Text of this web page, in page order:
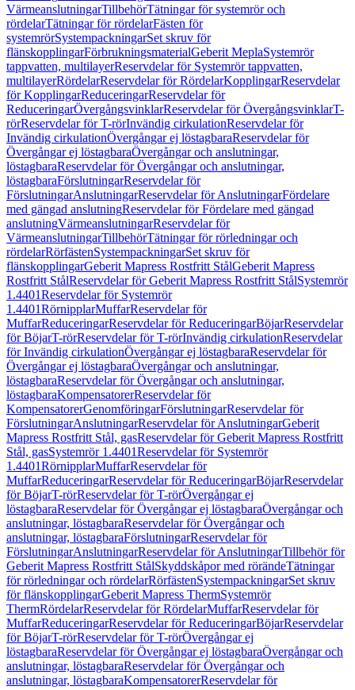
VärmeanslutningarTillbehörTätningar för systemrör och
rördelarTätningar för rördelarFästen för
systemrörSystempackningarSet skruv för
flänskopplingarFörbrukningsmaterialGeberit MeplaSystemrör
tappvatten, multilayerReservdelar för Systemrör tappvatten,
multilayerRördelarReservdelar för RördelarKopplingarReservdelar
för KopplingarReduceringarReservdelar för
ReduceringarÖvergångsvinklarReservdelar för ÖvergångsvinklarT-
rörReservdelar för T-rörInvändig cirkulationReservdelar för
Invändig cirkulationÖvergångar ej löstagbaraReservdelar för
Övergångar ej löstagbaraÖvergångar och anslutningar,
löstagbaraReservdelar för Övergångar och anslutningar,
löstagbaraFörslutningarReservdelar för
FörslutningarAnslutningarReservdelar för AnslutningarFördelare
med gängad anslutningReservdelar för Fördelare med gängad
anslutningVärmeanslutningarReservdelar för
VärmeanslutningarTillbehörTätningar för rörledningar och
rördelarRörfästenSystempackningarSet skruv för
flänskopplingarGeberit Mapress Rostfritt StålGeberit Mapress
Rostfritt StålReservdelar för Geberit Mapress Rostfritt StålSystemrör
1.4401Reservdelar för Systemrör
1.4401RörnipplarMuffarReservdelar för
MuffarReduceringarReservdelar för ReduceringarBöjarReservdelar
för BöjarT-rörReservdelar för T-rörInvändig cirkulationReservdelar
för Invändig cirkulationÖvergångar ej löstagbaraReservdelar för
Övergångar ej löstagbaraÖvergångar och anslutningar,
löstagbaraReservdelar för Övergångar och anslutningar,
löstagbaraKompensatorerReservdelar för
KompensatorerGenomföringarFörslutningarReservdelar för
FörslutningarAnslutningarReservdelar för AnslutningarGeberit
Mapress Rostfritt Stål, gasReservdelar för Geberit Mapress Rostfritt
Stål, gasSystemrör 1.4401Reservdelar för Systemrör
1.4401RörnipplarMuffarReservdelar för
MuffarReduceringarReservdelar för ReduceringarBöjarReservdelar
för BöjarT-rörReservdelar för T-rörÖvergångar ej
löstagbaraReservdelar för Övergångar ej löstagbaraÖvergångar och
anslutningar, löstagbaraReservdelar för Övergångar och
anslutningar, löstagbaraFörslutningarReservdelar för
FörslutningarAnslutningarReservdelar för AnslutningarTillbehör för
Geberit Mapress Rostfritt StålSkyddskåpor med rörändeTätningar
för rörledningar och rördelarRörfästenSystempackningarSet skruv
för flänskopplingarGeberit Mapress ThermSystemrör
ThermRördelarReservdelar för RördelarMuffarReservdelar för
MuffarReduceringarReservdelar för ReduceringarBöjarReservdelar
för BöjarT-rörReservdelar för T-rörÖvergångar ej
löstagbaraReservdelar för Övergångar ej löstagbaraÖvergångar och
anslutningar, löstagbaraReservdelar för Övergångar och
anslutningar, löstagbaraKompensatorerReservdelar för